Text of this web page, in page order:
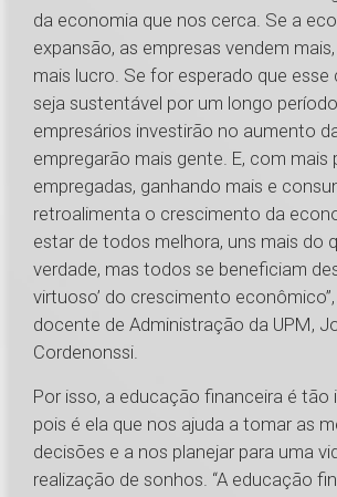
da economia que nos cerca. Se a
expansão, as empresas vendem
mais lucro. Se for esperado que
seja sustentável por um longo
empresários investirão no aumento
empregarão mais gente. E, com mais
empregadas, ganhando mais e
retroalimenta o crescimento da
estar de todos melhora, uns mais do
verdade, mas todos se beneficiam
virtuoso’ do crescimento
docente de Administração da UPM,
Cordenonssi.
Por isso, a educação financeira é tão
pois é ela que nos ajuda a tomar as
decisões e a nos planejar para uma
realização de sonhos. “A educação